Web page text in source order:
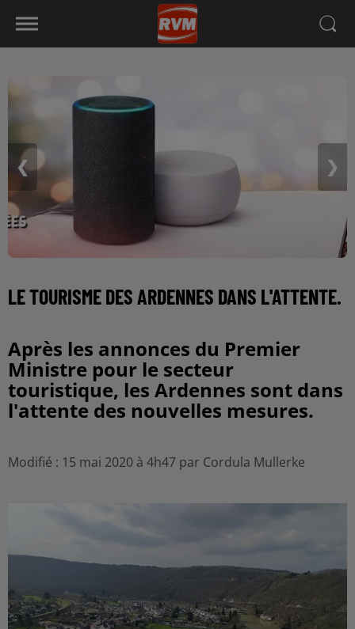
❮ ❯
LE TOURISME DES ARDENNES DANS L'ATTENTE.
Après les annonces du Premier
Ministre pour le secteur
touristique, les Ardennes sont dans
l'attente des nouvelles mesures.
Modifié : 15 mai 2020 à 4h47 par Cordula Mullerke